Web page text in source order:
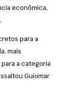
econômica,
para a
mais
a categoria
Guiomar